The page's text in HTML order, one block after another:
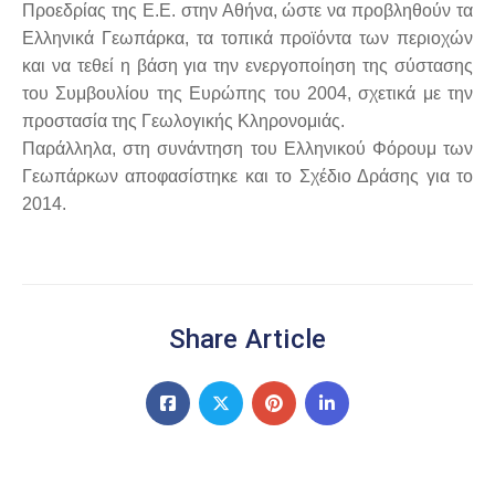
Προεδρίας της Ε.Ε. στην Αθήνα, ώστε να προβληθούν τα
Ελληνικά Γεωπάρκα, τα τοπικά προϊόντα των περιοχών
και να τεθεί η βάση για την ενεργοποίηση της σύστασης
του Συμβουλίου της Ευρώπης του 2004, σχετικά με την
προστασία της Γεωλογικής Κληρονομιάς.
Παράλληλα, στη συνάντηση του Ελληνικού Φόρουμ των
Γεωπάρκων αποφασίστηκε και το Σχέδιο Δράσης για το
2014.
Share Article